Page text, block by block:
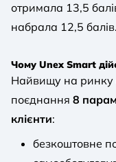
отримала 13,5
набрала 12,5 балів.
Чому Unex Smart
Найвищу на ринку
поєднання 8
клієнти:
безкоштовне